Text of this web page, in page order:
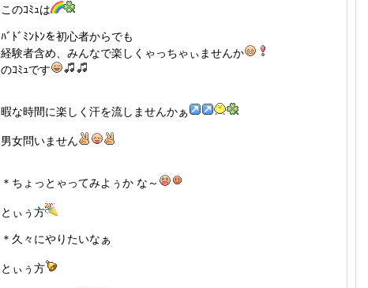
このｺﾐｭは
ﾊﾞﾄﾞﾐﾝﾄﾝを初心者からでも
経験者含め、みんなで楽しくゃっちゃぃませんか
のｺﾐｭです
暇な時間に楽しく汗を流しませんかぁ
男女問いません
＊ちょっとゃってみよぅか な～
とぃぅ方
＊久々にやりたいなぁ
とぃぅ方